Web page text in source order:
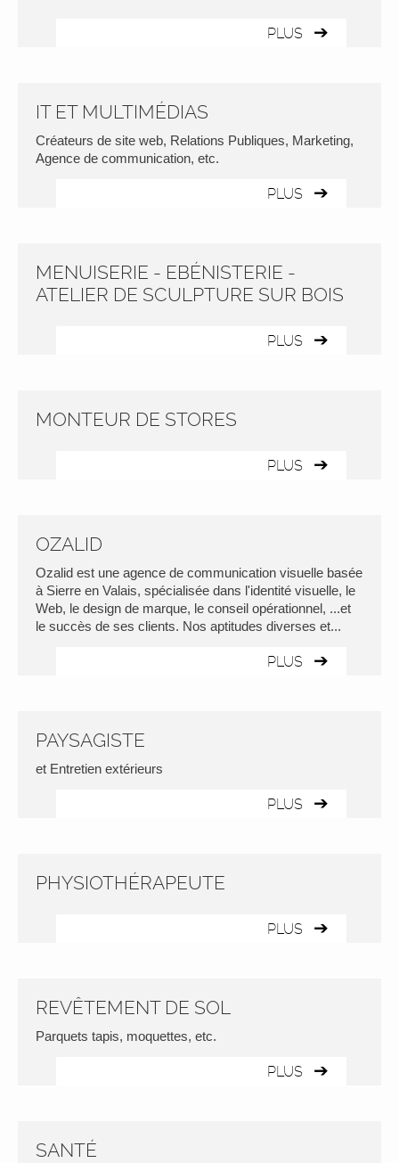
PLUS
IT ET MULTIMÉDIAS
Créateurs de site web, Relations Publiques, Marketing,
Agence de communication, etc.
PLUS
MENUISERIE - EBÉNISTERIE -
ATELIER DE SCULPTURE SUR BOIS
PLUS
MONTEUR DE STORES
PLUS
OZALID
Ozalid est une agence de communication visuelle basée
à Sierre en Valais, spécialisée dans l'identité visuelle, le
Web, le design de marque, le conseil opérationnel, ...et
le succès de ses clients. Nos aptitudes diverses et...
PLUS
PAYSAGISTE
et Entretien extérieurs
PLUS
PHYSIOTHÉRAPEUTE
PLUS
REVÊTEMENT DE SOL
Parquets tapis, moquettes, etc.
PLUS
SANTÉ